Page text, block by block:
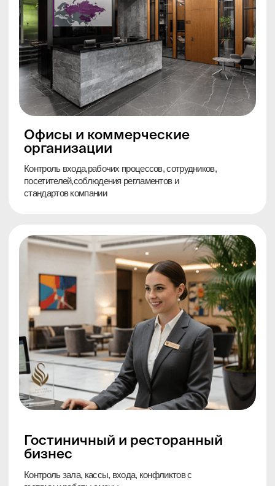
Подходит для контроля входа, зала, кассы,
бара и служебных зон. Помогает разбирать
спорные ситуации, контролировать смену
и видеть объект удаленно.
Получить расчёт для ресторана
В комплект системы входят вызывные
панели на вход и служебный вход - 2 шт.
HD‑камера Iflow 2 мп на вход и
кассу – 1 шт.;
Кабельная продукция и монтажный
комплект;
Шкаф в сборе с видеорегистратором
Iflow, жестким диском и блоком
бесперебойного питания до 3 часов;
от180 000 ₽под ключ
Подходит для контроля входной группы, ресепшен,
Камеры в компактном корпусе с
объекта (от 4 камер)